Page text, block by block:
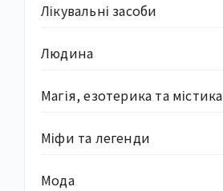
Лікувальні засоби
Людина
Магія, езотерика та містика
Міфи та легенди
Мода